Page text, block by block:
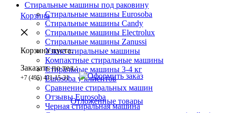
Корзина
Корзина пуста.
Заказать по тел.:
+7 (495) 431-15-31
Отложенные товары
Стиральные машины под раковину
Стиральные машины Eurosoba
Стиральные машины Candy
Стиральные машины Electrolux
Стиральные машины Zanussi
Узкие стиральные машины
Компактные стиральные машины
Cтиральные машины 3-4 кг
Eurosoba у клиентов
Сравнение стиральных машин
Отзывы Eurosoba
Черная стиральная машина